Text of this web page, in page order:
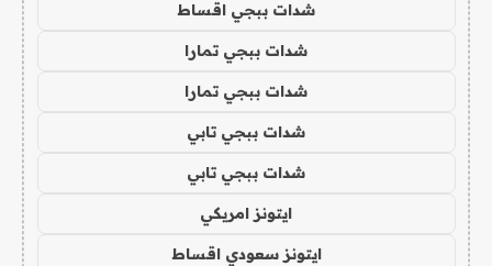
شدات ببجي اقساط
شدات ببجي تمارا
شدات ببجي تمارا
شدات ببجي تابي
شدات ببجي تابي
ايتونز امريكي
ايتونز سعودي اقساط